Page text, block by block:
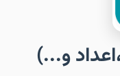
و...)